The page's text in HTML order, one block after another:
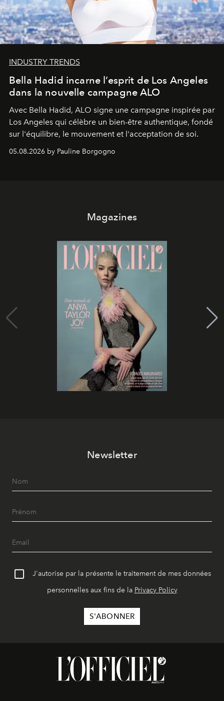
INDUSTRY TRENDS
Bella Hadid incarne l’esprit de Los Angeles
dans la nouvelle campagne ALO
Avec Bella Hadid, ALO signe une campagne inspirée par
Los Angeles qui célèbre un bien-être authentique, fondé
sur l'équilibre, le mouvement et l'acceptation de soi.
05.08.2026 by Pauline Borgogno
Magazines
Newsletter
J'autorise par la présente le traitement de mes données
personnelles aux fins de la Privacy Policy